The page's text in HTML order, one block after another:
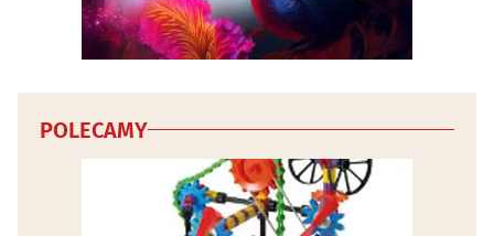
POLECAMY